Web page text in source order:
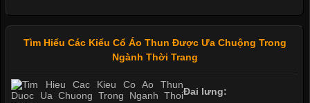
Tìm Hiểu Các Kiểu Cổ Áo Thun Được Ưa Chuộng Trong
Ngành Thời Trang
Đai lưng: